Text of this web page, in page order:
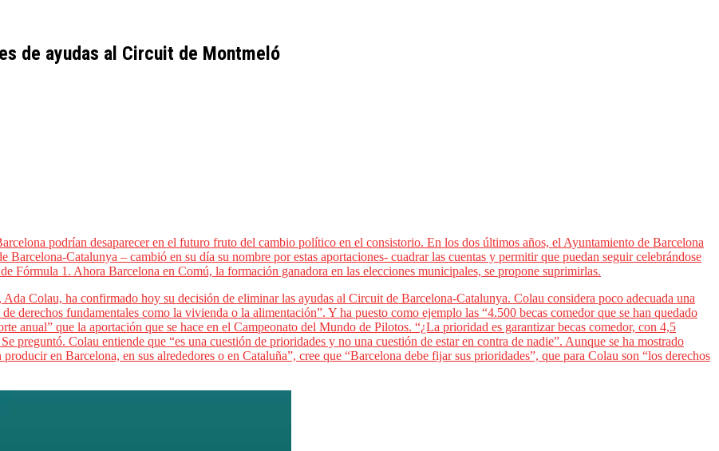
de ayudas al Circuit de Montmeló
podrían desaparecer en el futuro fruto del cambio político en el consistorio. En los dos últimos años, el Ayuntamiento de Barcelona
Catalunya – cambió en su día su nombre por estas aportaciones- cuadrar las cuentas y permitir que puedan seguir celebrándose
Fórmula 1. Ahora Barcelona en Comú, la formación ganadora en las elecciones municipales, se propone suprimirlas.
Colau, ha confirmado hoy su decisión de eliminar las ayudas al Circuit de Barcelona-Catalunya. Colau considera poco adecuada una
derechos fundamentales como la vivienda o la alimentación”. Y ha puesto como ejemplo las “4.500 becas comedor que se han quedado
anual” que la aportación que se hace en el Campeonato del Mundo de Pilotos. “¿La prioridad es garantizar becas comedor, con 4,5
preguntó. Colau entiende que “es una cuestión de prioridades y no una cuestión de estar en contra de nadie”. Aunque se ha mostrado
en Barcelona, en sus alrededores o en Cataluña”, cree que “Barcelona debe fijar sus prioridades”, que para Colau son “los derechos